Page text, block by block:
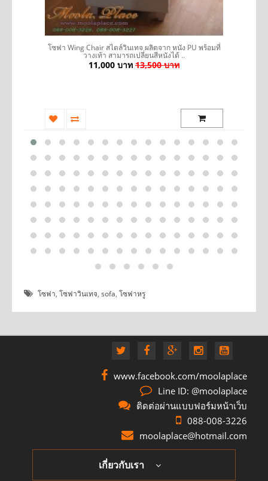
โซฟา Wing Chair สไตล์วินเทจ ผลิตจาก หนัง PU พร้อมที่
วางเท้า สามารถเปลี่ยนสีหนังได้ ..
11,000 บาท 13,500 บาท
โซฟา, โซฟาวินเทจ, sofa, โซฟาหรู
www.facebook.com/moolaplace
Line ID: @moolaplace
ติดต่อผ่านแบบฟอร์มหน้าเว็บ
088-008-3226
moolaplace@hotmail.com
เกี่ยวกับเรา